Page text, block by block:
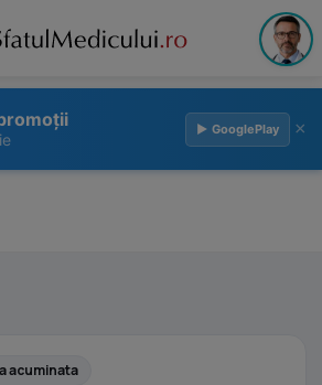
▶ GooglePlay ×
acuminata